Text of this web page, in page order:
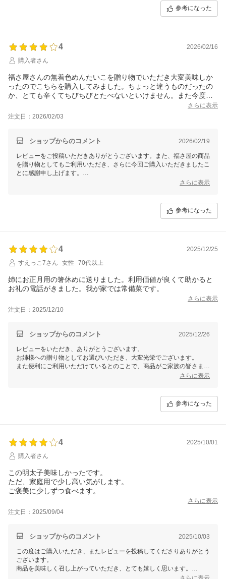
参考になった
4
2026/02/16
購入者さん
福さ屋さんの無着色めんたいこを贈り物でいただき大変美味しか
ったのでこちらを購入してみました。ちょっと違うものだったの
か、とても辛くてちびちびとたべないといけません。また今度違
さらに表示
注文日：2026/02/03
ショップからのコメント 2026/02/19
レビューをご投稿いただきありがとうございます。また、福さ屋の商品
を贈り物としてもご利用いただき、さらに今回ご購入いただきましたこ
とに感謝申し上げます。
辛さが少し強かったとのことで、お好みに合う商品をお届けできなかっ
さらに表示
参考になった
4
2025/12/25
すえっこ7さん
女性 70代以上
姉にお正月用の箸休めに送りました。利用価値が良くて助かると
さらに表示
注文日：2025/12/10
ショップからのコメント 2025/12/26
レビューをいただき、ありがとうございます。
お姉様への贈り物としてお選びいただき、大変光栄でございます。
また便利にご利用いただけているとのことで、商品がご家族の皆さまに
さらに表示
参考になった
4
2025/10/01
購入者さん
この明太子美味しかったです。
ただ、家庭用で少し高い気がします。
ご褒美に少しずつ食べます。
さらに表示
注文日：2025/09/04
ショップからのコメント 2025/10/03
この度はご購入いただき、またレビューを投稿してくださりありがとう
ございます。
商品を美味しく召し上がっていただき、とても嬉しく思います。